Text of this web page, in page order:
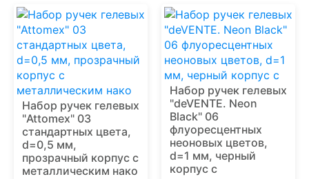
Набор ручек гелевых
"Attomex" 03
стандартных цвета,
d=0,5 мм,
прозрачный корпус с
металлическим нако
Набор ручек гелевых
"deVENTE. Neon
Black" 06
флуоресцентных
неоновых цветов,
d=1 мм, черный
корпус с